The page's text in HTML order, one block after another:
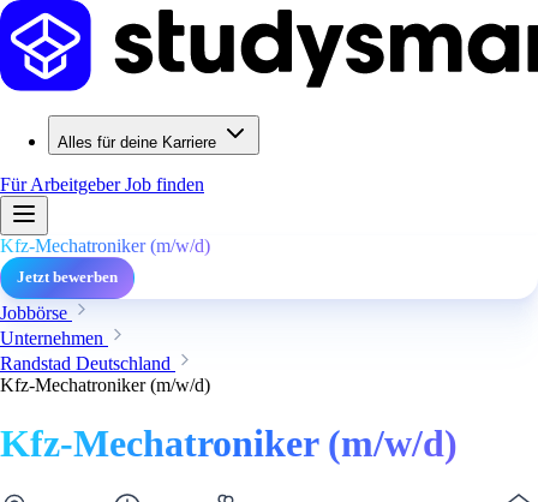
Alles für deine Karriere
Für ArbeitgeberJob finden
Kfz-Mechatroniker (m/w/d)
Jetzt bewerben
Jobbörse
Unternehmen
Randstad Deutschland
Kfz-Mechatroniker (m/w/d)
Kfz-Mechatroniker (m/w/d)